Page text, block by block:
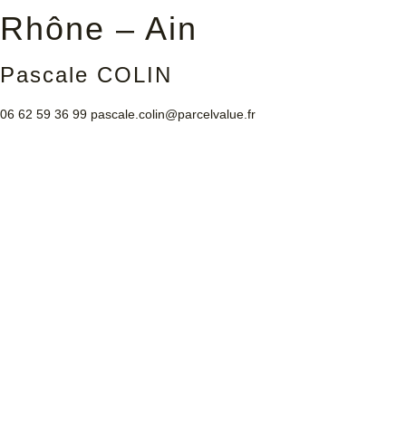
Rhône – Ain
Pascale COLIN
06 62 59 36 99 pascale.colin@parcelvalue.fr